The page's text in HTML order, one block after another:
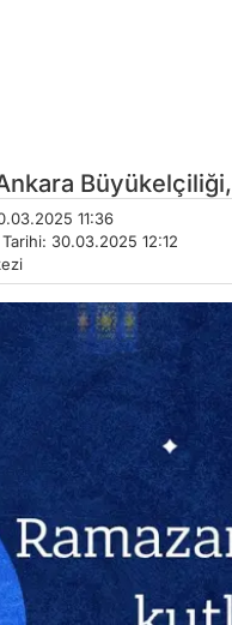
Büyükelçiliği,
11:36
30.03.2025 12:12